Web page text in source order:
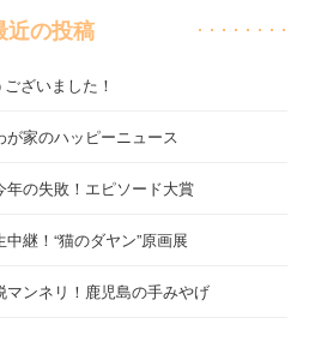
近の投稿
ざいました！
が家のハッピーニュース
年の失敗！エピソード大賞
継！“猫のダヤン”原画展
マンネリ！鹿児島の手みやげ